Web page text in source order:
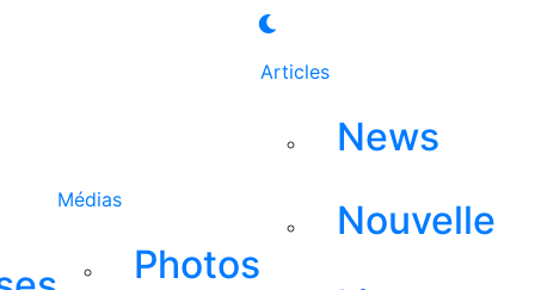
Médias
Photos
Articles
News
Nouvelle